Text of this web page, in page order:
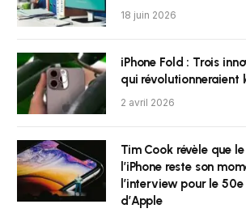
18 juin 2026
iPhone Fold : Trois
qui révolutionneraient
2 avril 2026
Tim Cook révèle que
l’iPhone reste son
l’interview pour le
d’Apple